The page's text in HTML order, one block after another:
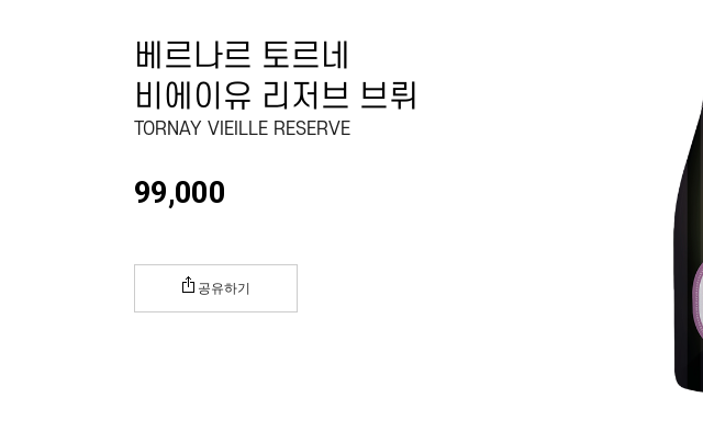
베르나르 토르네
비에이유 리저브 브뤼
TORNAY VIEILLE RESERVE
99,000
공유하기